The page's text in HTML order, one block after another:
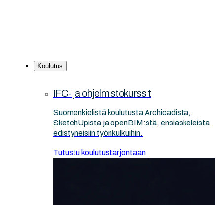
Koulutus
IFC- ja ohjelmistokurssit
Suomenkielistä koulutusta Archicadista,
SketchUpista ja openBIM:stä, ensiaskeleista
edistyneisiin työnkulkuihin.
Tutustu koulutustarjontaan